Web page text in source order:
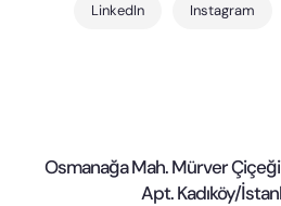
LinkedIn Instagram
Osmanağa Mah. Mürver
Apt. Kadıköy/